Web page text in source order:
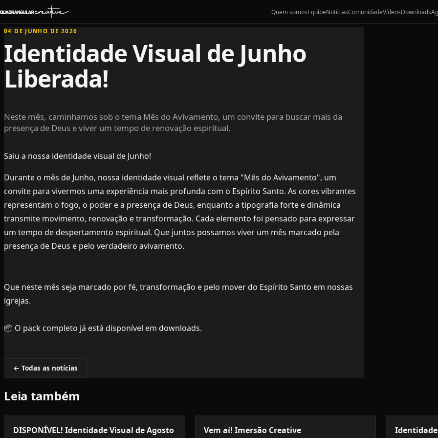
Quem somosEquipeNotíciasComunidadeVídeosDownloads
04 DE JUNHO DE 2026
Identidade Visual de Junho
Liberada!
Neste mês, caminhamos sob o tema Mês do Avivamento, um convite para buscar mais da
presença de Deus e viver um tempo de renovação espiritual.
Saiu a nossa identidade visual de Junho!
Durante o mês de Junho, nossa identidade visual reflete o tema "Mês do Avivamento", um
convite para vivermos uma experiência mais profunda com o Espírito Santo. As cores vibrantes
representam o fogo, o poder e a presença de Deus, enquanto a tipografia forte e dinâmica
transmite movimento, renovação e transformação. Cada elemento foi pensado para expressar
um tempo de despertamento espiritual. Que juntos possamos viver um mês marcado pela
presença de Deus e pelo verdadeiro avivamento.
Que neste mês seja marcado por fé, transformação e pelo mover do Espírito Santo em nossas
igrejas.
📦 O pack completo já está disponível em downloads.
← Todas as notícias
Leia também
DISPONÍVEL! Identidade Visual de Agosto Vem aí! Imersão Creative